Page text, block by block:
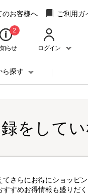
のお客様へ ご利用ガ
2
らせ ログイン
ら探す
をして
さらにお得にショッピン
すめお得情報も盛りだ